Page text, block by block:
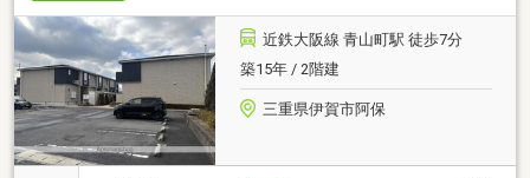
近鉄大阪線 青山町駅 徒歩7分
築15年 / 2階建
三重県伊賀市阿保